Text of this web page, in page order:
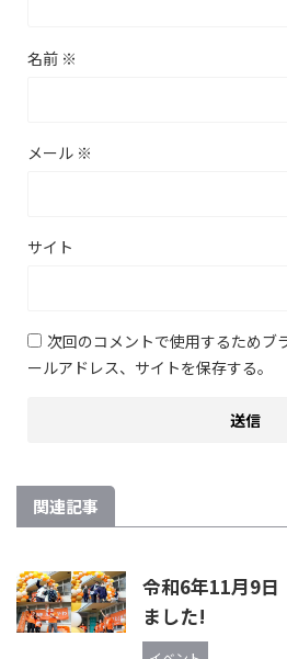
名前 ※
メール ※
サイト
次回のコメントで使用するためブ
ールアドレス、サイトを保存する。
関連記事
令和6年11月9日
ました!